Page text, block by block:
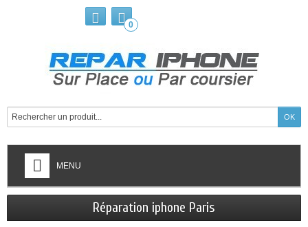
0
MENU
Réparation iphone Paris